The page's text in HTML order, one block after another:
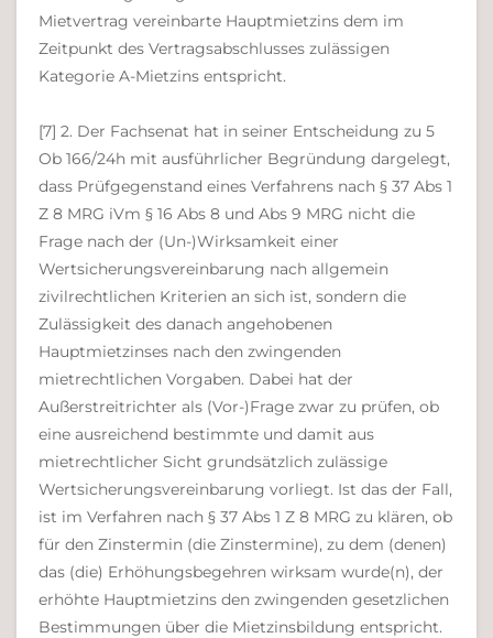
Mietvertrag vereinbarte Hauptmietzins dem im
Zeitpunkt des Vertragsabschlusses zulässigen
Kategorie A-Mietzins entspricht.
[7] 2. Der Fachsenat hat in seiner Entscheidung zu 5
Ob 166/24h mit ausführlicher Begründung dargelegt,
dass Prüfgegenstand eines Verfahrens nach § 37 Abs 1
Z 8 MRG iVm § 16 Abs 8 und Abs 9 MRG nicht die
Frage nach der (Un-)Wirksamkeit einer
Wertsicherungsvereinbarung nach allgemein
zivilrechtlichen Kriterien an sich ist, sondern die
Zulässigkeit des danach angehobenen
Hauptmietzinses nach den zwingenden
mietrechtlichen Vorgaben. Dabei hat der
Außerstreitrichter als (Vor-)Frage zwar zu prüfen, ob
eine ausreichend bestimmte und damit aus
mietrechtlicher Sicht grundsätzlich zulässige
Wertsicherungsvereinbarung vorliegt. Ist das der Fall,
ist im Verfahren nach § 37 Abs 1 Z 8 MRG zu klären, ob
für den Zinstermin (die Zinstermine), zu dem (denen)
das (die) Erhöhungsbegehren wirksam wurde(n), der
erhöhte Hauptmietzins den zwingenden gesetzlichen
Bestimmungen über die Mietzinsbildung entspricht.